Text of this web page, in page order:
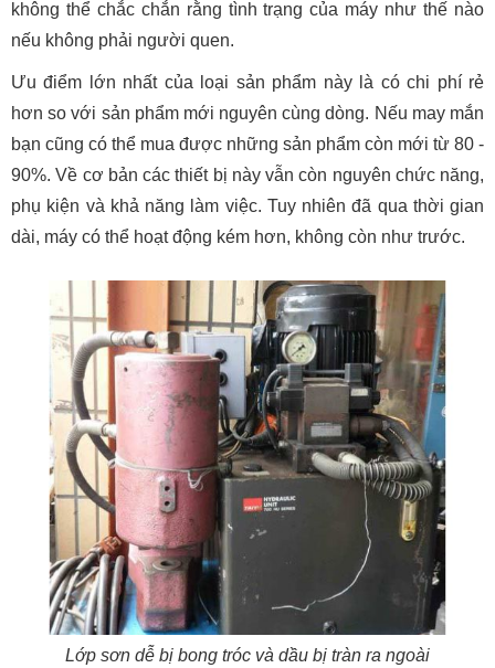
không thể chắc chắn rằng tình trạng của máy như thế nào
nếu không phải người quen.
Ưu điểm lớn nhất của loại sản phẩm này là có chi phí rẻ
hơn so với sản phẩm mới nguyên cùng dòng. Nếu may mắn
bạn cũng có thể mua được những sản phẩm còn mới từ 80 -
90%. Về cơ bản các thiết bị này vẫn còn nguyên chức năng,
phụ kiện và khả năng làm việc. Tuy nhiên đã qua thời gian
dài, máy có thể hoạt động kém hơn, không còn như trước.
Lớp sơn dễ bị bong tróc và dầu bị tràn ra ngoài